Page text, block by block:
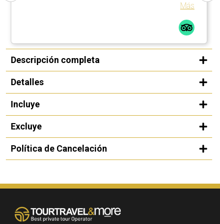
Más
Descripción completa
Detalles
Incluye
Excluye
Política de Cancelación